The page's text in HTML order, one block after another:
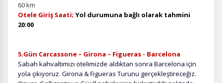
Çerez tercihlerinizibelirleyin.
Daha fazla bilgi içinKVKK bilgilendirmemizi,çerez kullanımve
gizlilik koşullarınıinceleyebilirsiniz.
60 km
Otele Giriş Saati; Yol durumuna bağlı olarak tahmini
20:00
5.Gün Carcassone – Girona – Figueras - Barcelona
Sabah kahvaltımızı otelimizde aldıktan sonra Barcelona için
yola çıkıyoruz. Girona & Figueras Turunu gerçekleştireceğiz.